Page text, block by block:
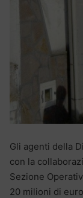
Gli agenti della
con la
Sezione
20 milioni di